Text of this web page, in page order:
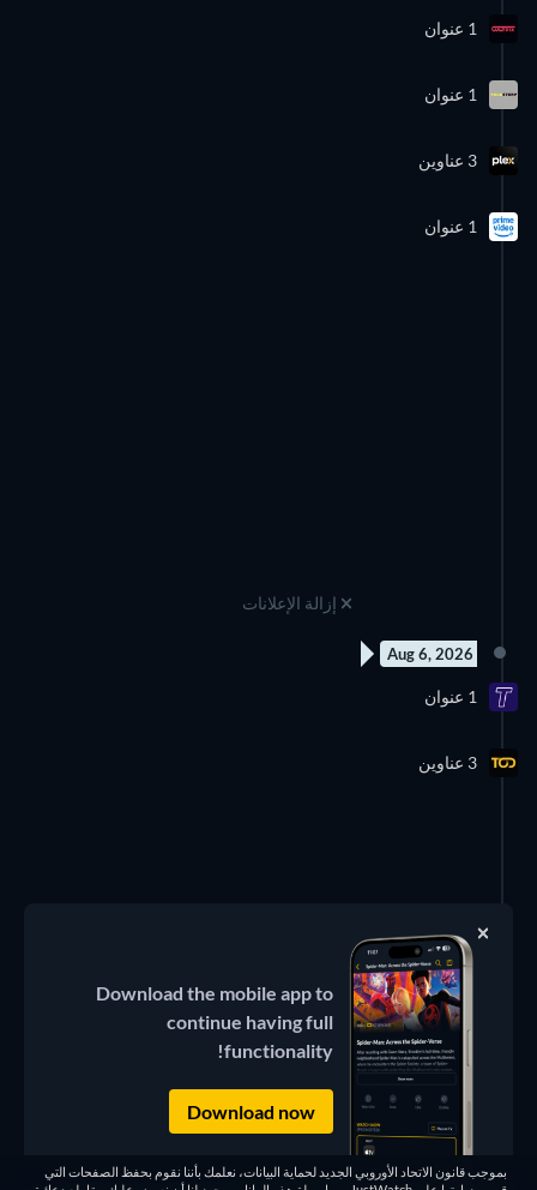
1 عنوان
1 عنوان
3 عناوين
1 عنوان
إزالة الإعلانات
Aug 6, 2026
1 عنوان
3 عناوين
إزالة الإعلانات
بموجب قانون الاتحاد الأوروبي الجديد لحماية البيانات، نعلمك بأننا نقوم بحفظ الصفحات التي
Download the mobile app to
continue having full
functionality!
Download now